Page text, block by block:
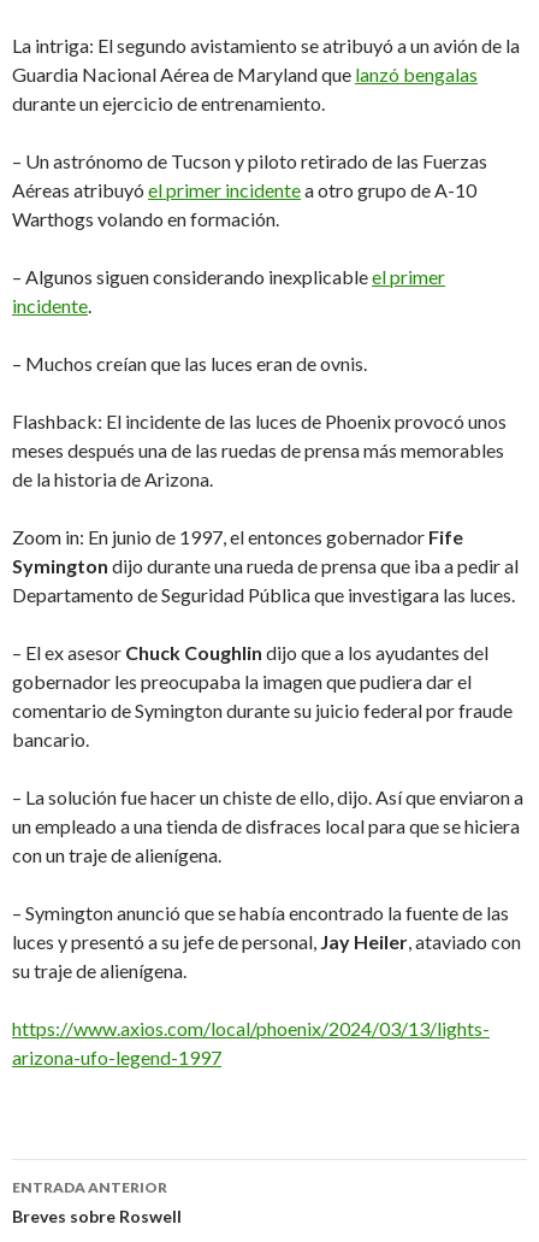
La intriga: El segundo avistamiento se atribuyó a un avión de la
Guardia Nacional Aérea de Maryland que lanzó bengalas
durante un ejercicio de entrenamiento.
– Un astrónomo de Tucson y piloto retirado de las Fuerzas
Aéreas atribuyó el primer incidentea otro grupo de A-10
Warthogs volando en formación.
– Algunos siguen considerando inexplicableel primer
incidente.
– Muchos creían que las luces eran de ovnis.
Flashback: El incidente de las luces de Phoenix provocó unos
meses después una de las ruedas de prensa más memorables
de la historia de Arizona.
Zoom in: En junio de 1997, el entonces gobernador Fife
Symington dijo durante una rueda de prensa que iba a pedir al
Departamento de Seguridad Pública que investigara las luces.
– El ex asesor Chuck Coughlin dijo que a los ayudantes del
gobernador les preocupaba la imagen que pudiera dar el
comentario de Symington durante su juicio federal por fraude
bancario.
– La solución fue hacer un chiste de ello, dijo. Así que enviaron a
un empleado a una tienda de disfraces local para que se hiciera
con un traje de alienígena.
– Symington anunció que se había encontrado la fuente de las
luces y presentó a su jefe de personal, Jay Heiler, ataviado con
su traje de alienígena.
https://www.axios.com/local/phoenix/2024/03/13/lights-
arizona-ufo-legend-1997
Navegación
de
ENTRADA ANTERIOR
Breves sobre Roswell